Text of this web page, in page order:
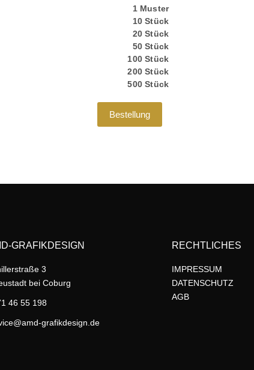
1 Muster
10 Stück
20 Stück
50 Stück
100 Stück
200 Stück
500 Stück
Bestellung
GRAFIKDESIGN
3
bei Coburg
46 55 198
grafikdesign.de
RECHTLICHES
IMPRESSUM
DATENSCHUTZ
AGB